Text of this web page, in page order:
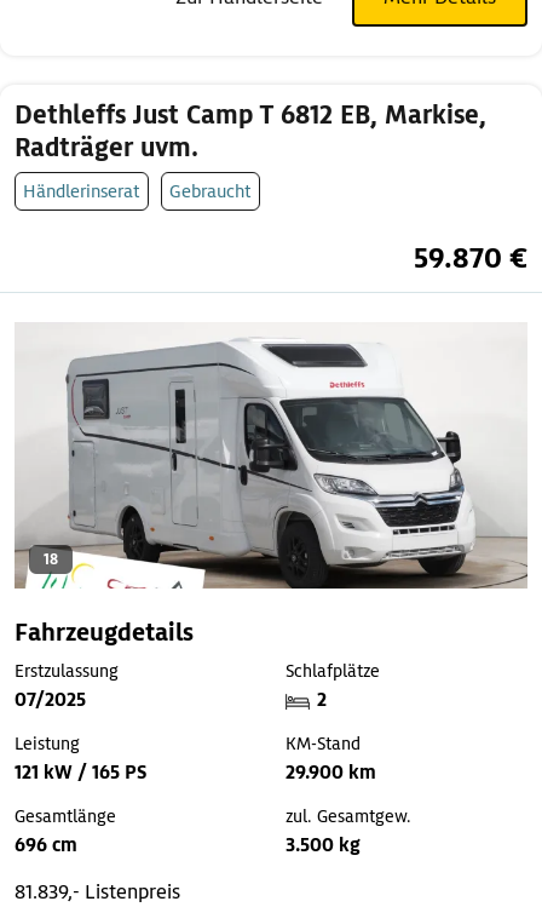
Dethleffs Just Camp T 6812 EB, Markise,
Radträger uvm.
Händlerinserat Gebraucht
59.870 €
18
Fahrzeugdetails
Erstzulassung
07/2025
Schlafplätze
2
Leistung
121 kW / 165 PS
KM-Stand
29.900 km
Gesamtlänge
696 cm
zul. Gesamtgew.
3.500 kg
81.839,- Listenpreis